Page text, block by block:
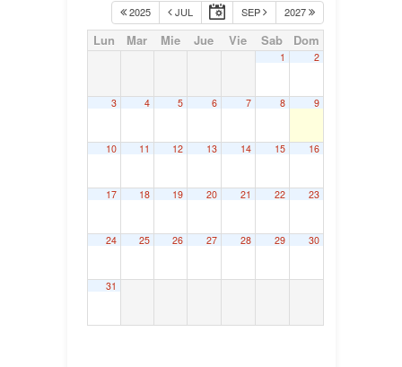
2025 JUL SEP 2027
Lun Mar Mie Jue Vie Sab Dom
1 2
3 4 5 6 7 8 9
10 11 12 13 14 15 16
17 18 19 20 21 22 23
24 25 26 27 28 29 30
31